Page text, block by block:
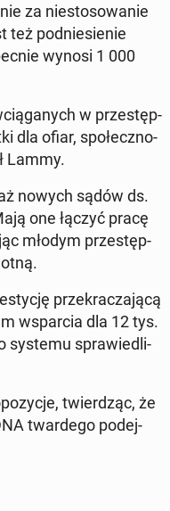
za nie­sto­so­wa­nie
też pod­nie­sie­nie
wynosi 1 000
w prze­stęp­
dla ofiar, spo­łecz­no­
Lammy.
nowych sądów ds.
one łączyć pracę
młodym prze­stęp­
prze­kra­cza­ją­cą
wspar­cia dla 12 tys.
systemu spra­wie­dli­
twier­dząc, że
twar­de­go po­dej­